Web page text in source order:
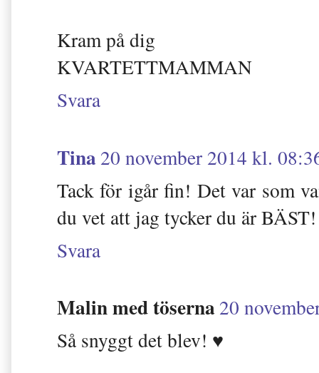
Kram på dig
KVARTETTMAMMAN
Svara
Tina20 november 2014 kl.
Tack för igår fin! Det var som
du vet att jag tycker du är
Svara
Malin med töserna20
Så snyggt det blev! ♥